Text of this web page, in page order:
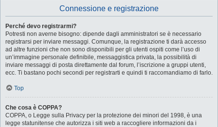
Connessione e registrazione
Perché devo registrarmi?
Potresti non averne bisogno: dipende dagli amministratori se è necessario
registrarsi per inviare messaggi. Comunque, la registrazione ti darà accesso
ad altre funzioni che non sono disponibili per gli utenti ospiti come l’uso di
un’immagine personale definibile, messaggistica privata, la possibilità di
inviare messaggi di posta direttamente dal forum, l’iscrizione a gruppi utenti,
ecc. Ti bastano pochi secondi per registrarti e quindi ti raccomandiamo di farlo.
Top
Che cosa è COPPA?
COPPA, o Legge sulla Privacy per la protezione dei minori del 1998, è una
legge statunitense che autorizza i siti web a raccogliere informazioni da i